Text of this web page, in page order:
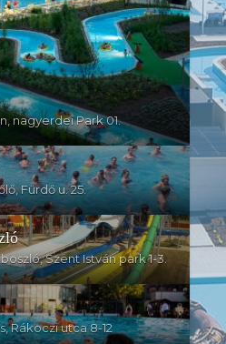
nagyerdei Park 01.
Fürdő u. 25.
Szent István park 1-3.
Rákoczi utca 8-12